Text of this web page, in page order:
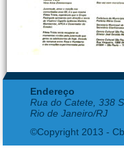
Endereço
Rua do Catete, 338
Rio de Janeiro/RJ
©Copyright 2013 -